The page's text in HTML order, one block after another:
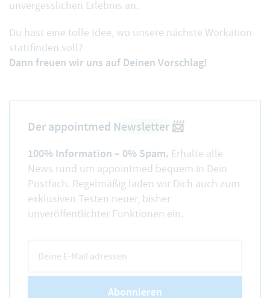
unvergesslichen Erlebnis an.
Du hast eine tolle Idee, wo unsere nächste Workation
stattfinden soll?
Dann freuen wir uns auf Deinen Vorschlag!
Der appointmed Newsletter📨
100% Information – 0% Spam. Erhalte alle
News rund um appointmed bequem in Dein
Postfach. Regelmäßig laden wir Dich auch zum
exklusiven Testen neuer, bisher
unveröffentlichter Funktionen ein.
Abonnieren